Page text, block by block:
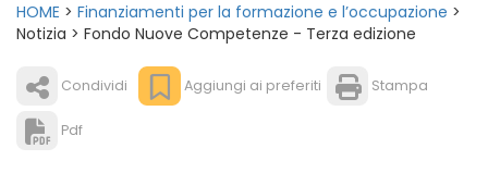
HOME > Finanziamenti per la formazione e l’occupazione >
Notizia > Fondo Nuove Competenze - Terza edizione
Condividi Aggiungi ai preferiti Stampa
Pdf